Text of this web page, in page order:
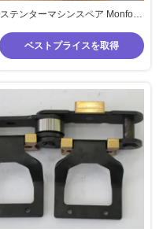
ステンターマシンスペア Monforts
鉛メッキピークブッシュ良質
ベストプライスを取得